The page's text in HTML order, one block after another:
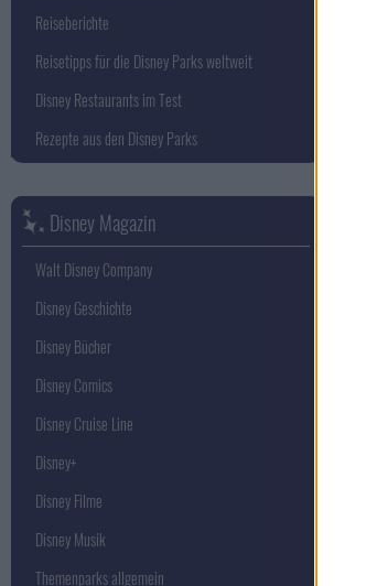
Reiseberichte
Reisetipps für die Disney Parks weltweit
Disney Restaurants im Test
Rezepte aus den Disney Parks
Disney Magazin
Walt Disney Company
Disney Geschichte
Disney Bücher
Disney Comics
Disney Cruise Line
Disney+
Disney Filme
Disney Musik
Themenparks allgemein